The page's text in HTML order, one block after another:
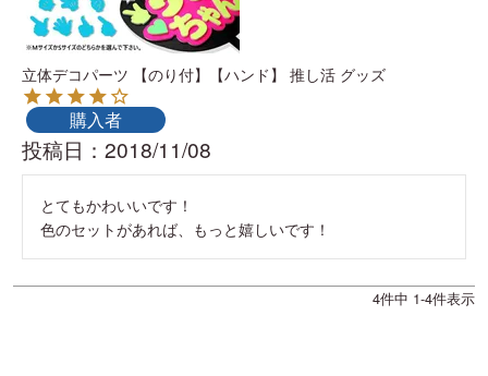
立体デコパーツ 【のり付】【ハンド】 推し活 グッズ
購入者
投稿日 2018/11/08
とてもかわいいです！
色のセットがあれば、もっと嬉しいです！
4件中 1-4件表示